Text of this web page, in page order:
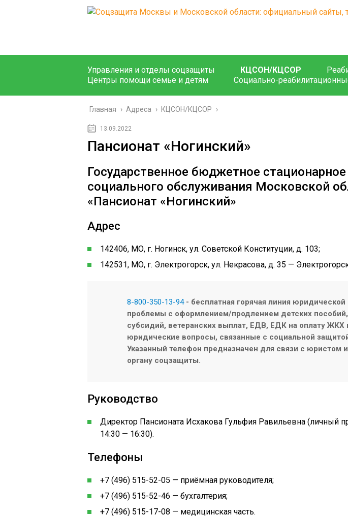
Управления и отделы соцзащиты КЦСОН/КЦСОР
Центры помощи семье и детям
Социально-
Главная › Адреса › КЦСОН/КЦСОР ›
13.09.2022
Пансионат «Ногинский»
Государственное бюджетное
социального обслуживания Московской
«Пансионат «Ногинский»
Адрес
142406, МО, г. Ногинск, ул. Советской Конституции, д. 103;
142531, МО, г. Электрогорск, ул. Некрасова, д. 35 —
8-800-350-13-94- бесплатная горячая линия
проблемы с оформлением/продлением детских пособий,
субсидий, ветеранских выплат, ЕДВ, ЕДК на оплату ЖКХ
юридические вопросы, связанные с социальной
Указанный телефон предназначен для связи с юристом
органу соцзащиты.
Руководство
Директор Пансионата Исхакова Гульфия Равильевна (личный
14:30 — 16:30).
Телефоны
+7 (496) 515-52-05 — приёмная руководителя;
+7 (496) 515-52-46 — бухгалтерия;
+7 (496) 515-17-08 — медицинская часть.